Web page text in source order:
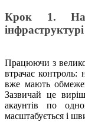
Крок 1.
інфраструктурі
Працюючи з
втрачає контроль:
вже мають
Зазвичай це
акаунтів по
масштабується і